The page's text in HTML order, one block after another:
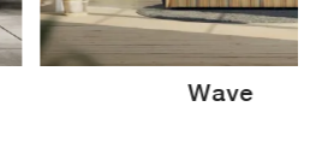
Wing